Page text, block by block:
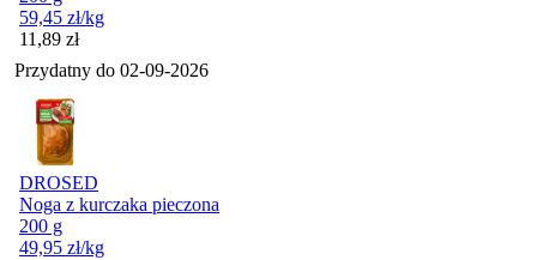
59,45 zł/kg
Cena
11,89 zł
Przydatny do 02-09-2026
DROSED
Noga z kurczaka pieczona
200 g
49,95 zł/kg